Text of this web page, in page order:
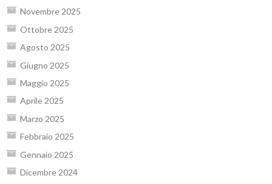
Novembre 2025
Ottobre 2025
Agosto 2025
Giugno 2025
Maggio 2025
Aprile 2025
Marzo 2025
Febbraio 2025
Gennaio 2025
Dicembre 2024